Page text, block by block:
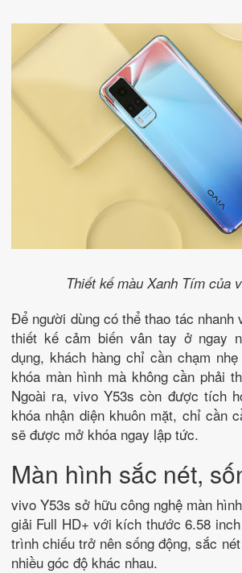
Thiết kế màu Xanh Tím của
Để người dùng có thể thao tác nhanh
thiết kế cảm biến vân tay ở ngay
dụng, khách hàng chỉ cần chạm
khóa màn hình mà không cần phải
Ngoài ra, vivo Y53s còn được tích
khóa nhận diện khuôn mặt, chỉ cần
sẽ được mở khóa ngay lập tức.
Màn hình sắc nét,
vivo Y53s sở hữu công nghệ màn
giải Full HD+ với kích thước 6.58
trình chiếu trở nên sống động, sắc
nhiều góc độ khác nhau.